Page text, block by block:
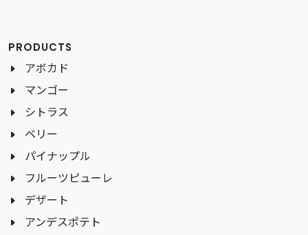
PRODUCTS
アボカド
マンゴー
シトラス
ベリー
パイナップル
フルーツピューレ
デザート
アンデスポテト